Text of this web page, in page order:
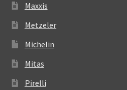
Maxxis
Metzeler
Michelin
Mitas
Pirelli